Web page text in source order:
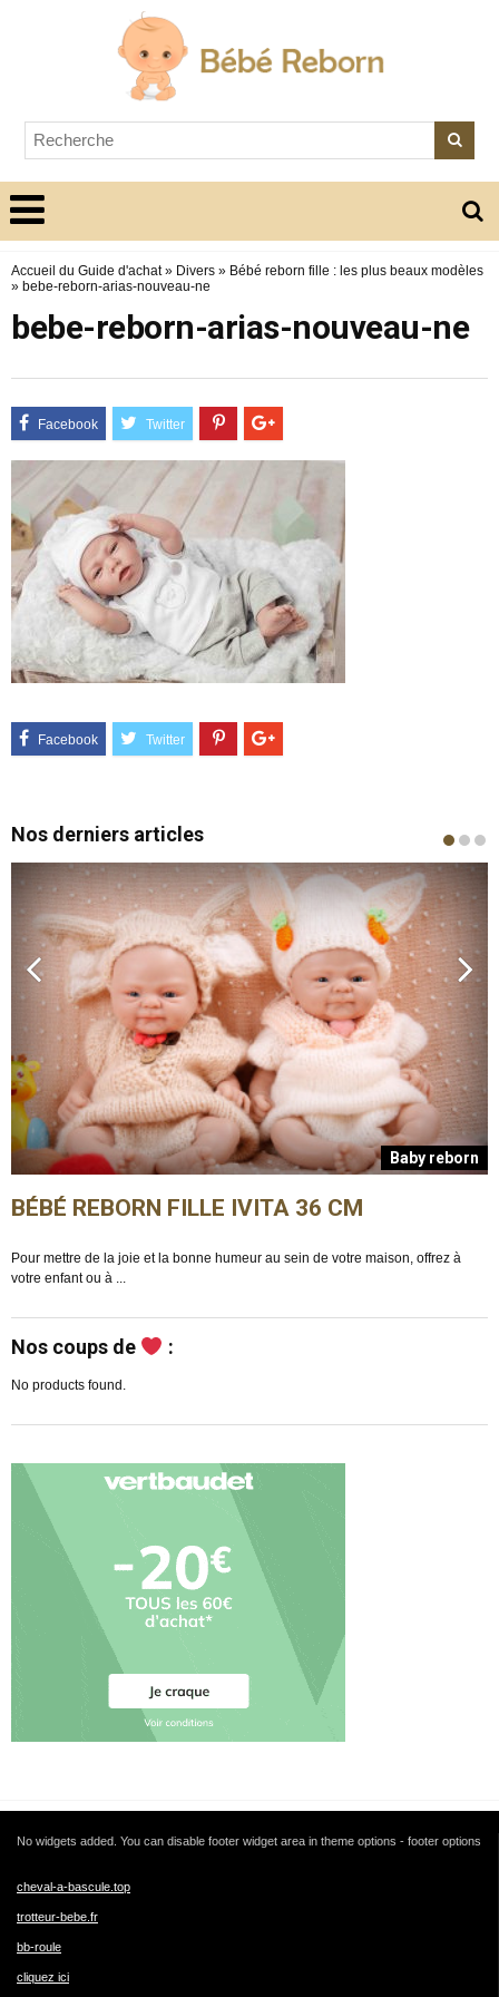
Accueil du Guide d'achat» Divers » Bébé reborn fille : les plus beaux modèles
» bebe-reborn-arias-nouveau-ne
bebe-reborn-arias-nouveau-ne
Nos derniers articles
Baby reborn
BÉBÉ REBORN FILLE IVITA 36 CM
Pour mettre de la joie et la bonne humeur au sein de votre maison, offrez à
votre enfant ou à ...
Nos coups de :
No products found.
No widgets added. You can disable footer widget area in theme options - footer options
cheval-a-bascule.top
trotteur-bebe.fr
bb-roule
cliquez ici